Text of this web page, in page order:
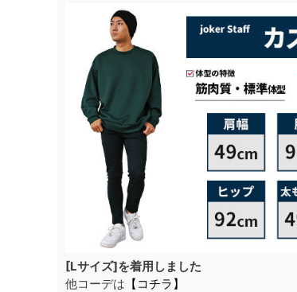
[Lサイズ]を着用しました
他コーデは 【コチラ】